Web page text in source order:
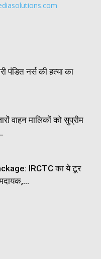
पंडित नर्स की हत्या का
वाहन मालिकों को सुप्रीम
IRCTC का ये टूर